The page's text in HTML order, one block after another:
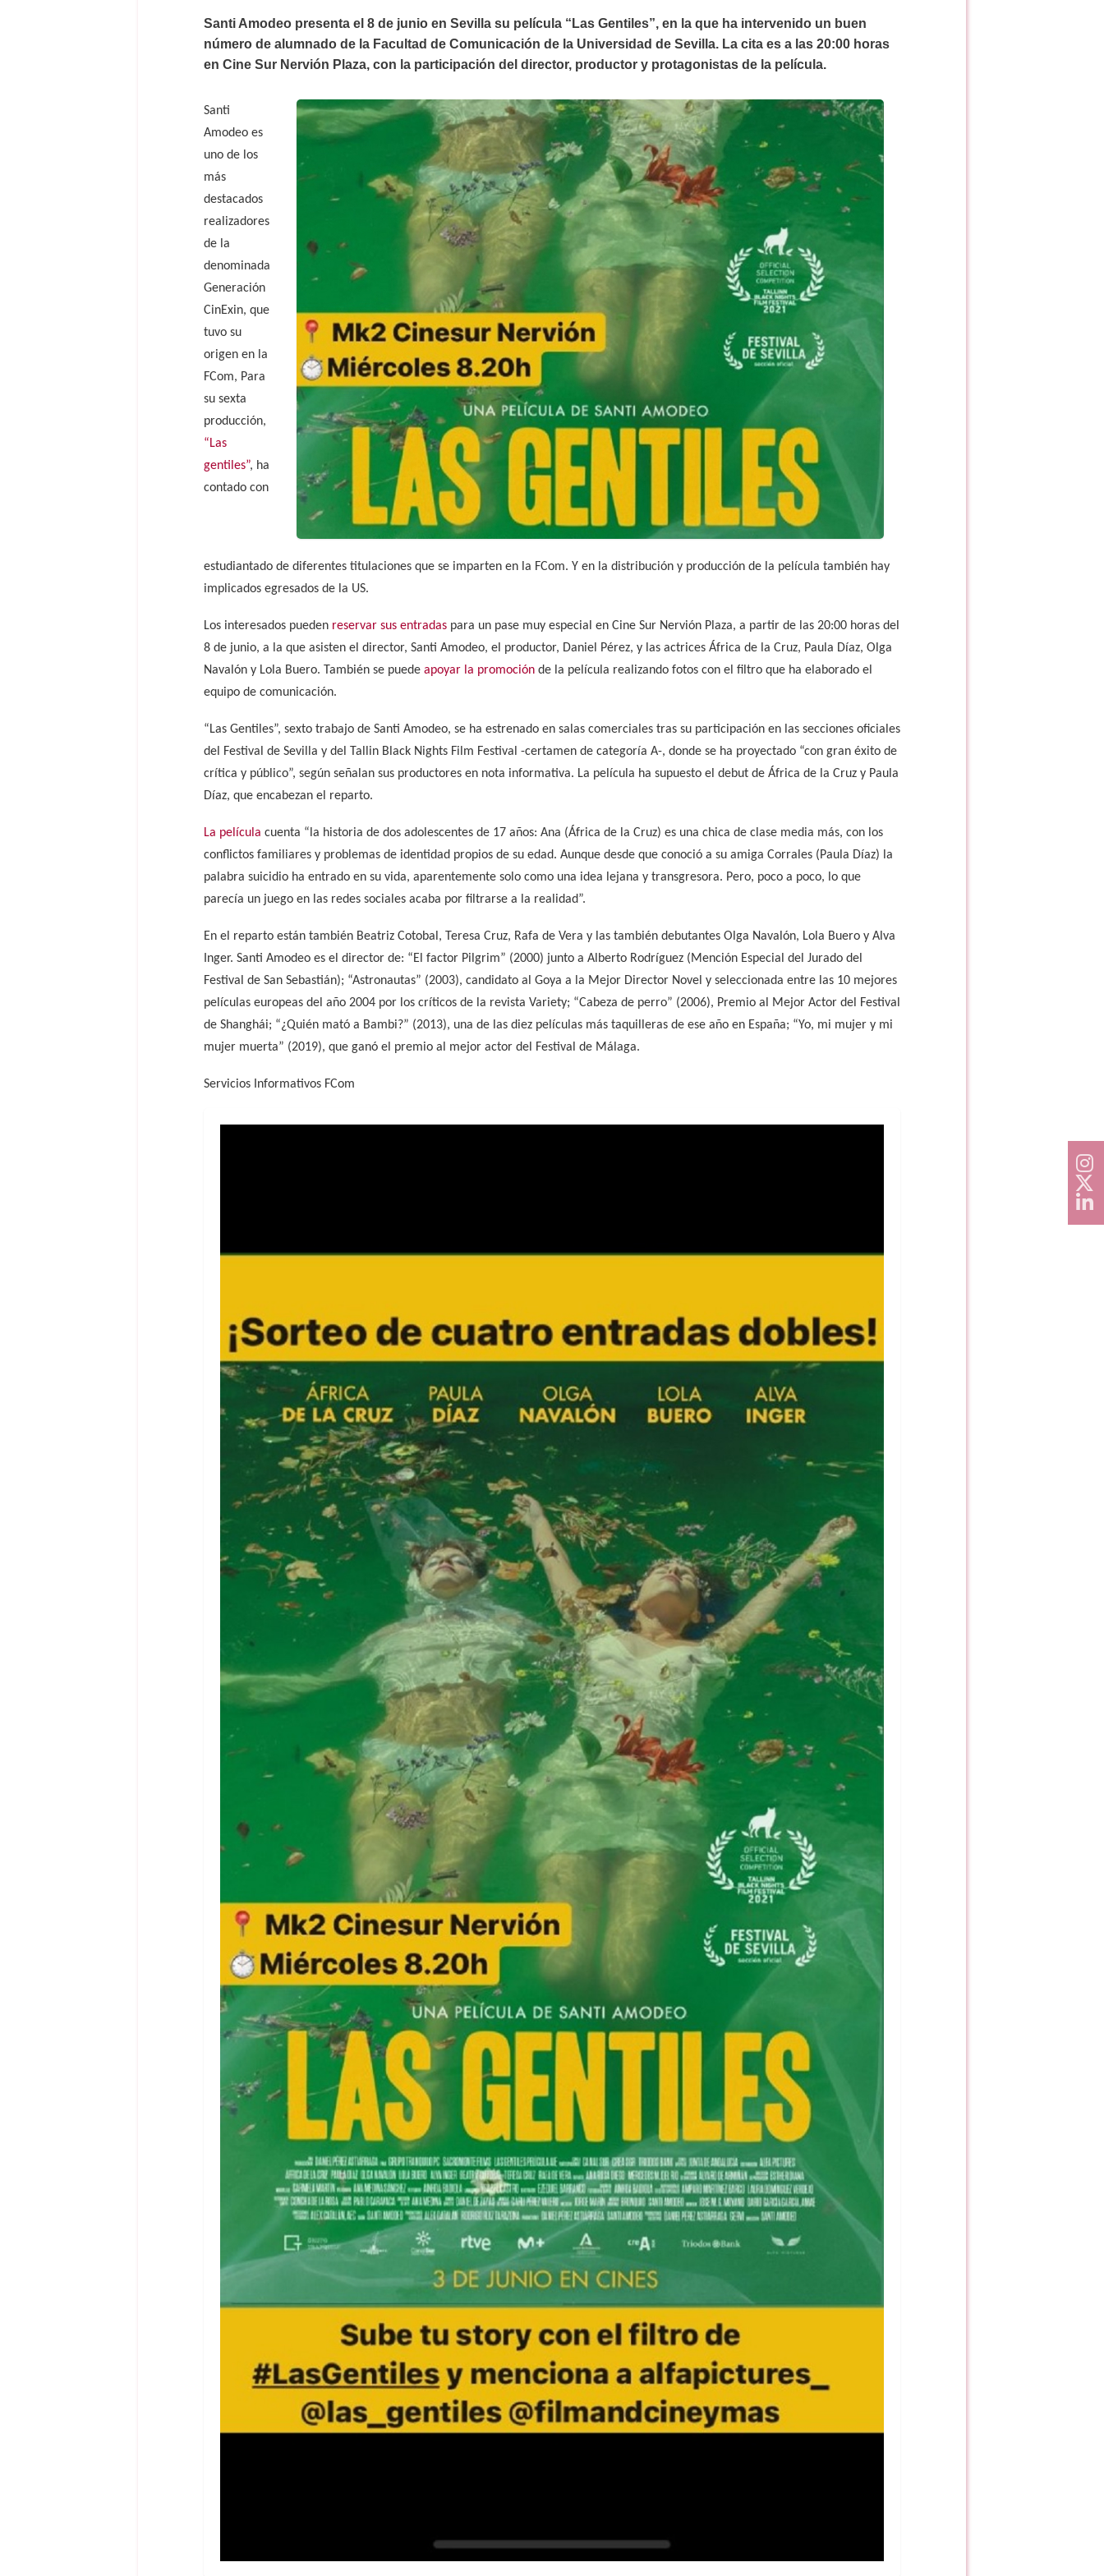
Santi Amodeo presenta el 8 de junio en Sevilla su película “Las Gentiles”, en la que ha intervenido un buen
número de alumnado de la Facultad de Comunicación de la Universidad de Sevilla. La cita es a las 20:00 horas
en Cine Sur Nervión Plaza, con la participación del director, productor y protagonistas de la película.
Santi
Amodeo es
uno de los
más
destacados
realizadores
de la
denominada
Generación
CinExin, que
tuvo su
origen en la
FCom, Para
su sexta
producción,
“Las
gentiles”, ha
contado con
estudiantado de diferentes titulaciones que se imparten en la FCom. Y en la distribución y producción de la película también hay
implicados egresados de la US.
Los interesados pueden reservar sus entradas para un pase muy especial en Cine Sur Nervión Plaza, a partir de las 20:00 horas del
8 de junio, a la que asisten el director, Santi Amodeo, el productor, Daniel Pérez, y las actrices África de la Cruz, Paula Díaz, Olga
Navalón y Lola Buero. También se puede apoyar la promoción de la película realizando fotos con el filtro que ha elaborado el
equipo de comunicación.
“Las Gentiles”, sexto trabajo de Santi Amodeo, se ha estrenado en salas comerciales tras su participación en las secciones oficiales
del Festival de Sevilla y del Tallin Black Nights Film Festival -certamen de categoría A-, donde se ha proyectado “con gran éxito de
crítica y público”, según señalan sus productores en nota informativa. La película ha supuesto el debut de África de la Cruz y Paula
Díaz, que encabezan el reparto.
La película cuenta “la historia de dos adolescentes de 17 años: Ana (África de la Cruz) es una chica de clase media más, con los
conflictos familiares y problemas de identidad propios de su edad. Aunque desde que conoció a su amiga Corrales (Paula Díaz) la
palabra suicidio ha entrado en su vida, aparentemente solo como una idea lejana y transgresora. Pero, poco a poco, lo que
parecía un juego en las redes sociales acaba por filtrarse a la realidad”.
En el reparto están también Beatriz Cotobal, Teresa Cruz, Rafa de Vera y las también debutantes Olga Navalón, Lola Buero y Alva
Inger. Santi Amodeo es el director de: “El factor Pilgrim” (2000) junto a Alberto Rodríguez (Mención Especial del Jurado del
Festival de San Sebastián); “Astronautas” (2003), candidato al Goya a la Mejor Director Novel y seleccionada entre las 10 mejores
películas europeas del año 2004 por los críticos de la revista Variety; “Cabeza de perro” (2006), Premio al Mejor Actor del Festival
de Shanghái; “¿Quién mató a Bambi?” (2013), una de las diez películas más taquilleras de ese año en España; “Yo, mi mujer y mi
mujer muerta” (2019), que ganó el premio al mejor actor del Festival de Málaga.
Servicios Informativos FCom